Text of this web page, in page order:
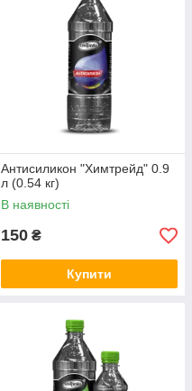
Антисиликон "Химтрейд" 0.9
л (0.54 кг)
В наявності
150 ₴
Купити